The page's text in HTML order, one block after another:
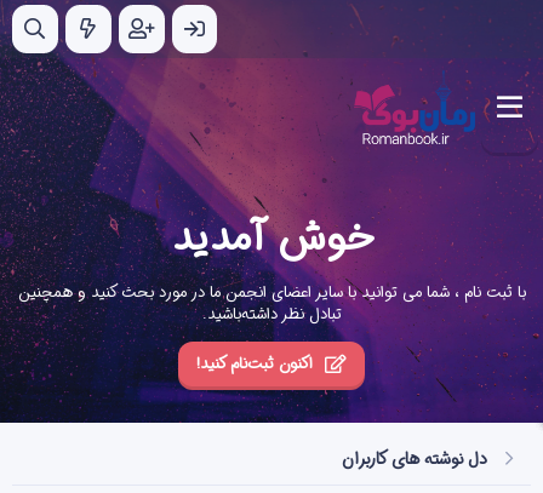
خوش آمدید
با ثبت نام ، شما می توانید با سایر اعضای انجمن ما در مورد بحث کنید و همچنین
تبادل نظر داشته‌باشید.
اکنون ثبت‌نام کنید!
دل نوشته های کاربران